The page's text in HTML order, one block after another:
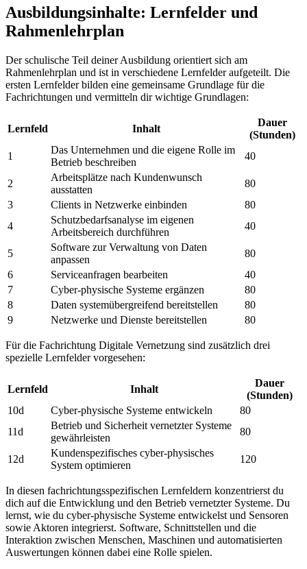
Ausbildungsinhalte: Lernfelder und
Rahmenlehrplan
Der schulische Teil deiner Ausbildung orientiert sich am
Rahmenlehrplan und ist in verschiedene Lernfelder aufgeteilt. Die
ersten Lernfelder bilden eine gemeinsame Grundlage für die
Fachrichtungen und vermitteln dir wichtige Grundlagen:
Lernfeld Inhalt
Dauer
(Stunden)
1
Das Unternehmen und die eigene Rolle im
Betrieb beschreiben
40
2
Arbeitsplätze nach Kundenwunsch
ausstatten
80
3
Clients in Netzwerke einbinden
80
4
Schutzbedarfsanalyse im eigenen
Arbeitsbereich durchführen
40
5
Software zur Verwaltung von Daten
anpassen
80
6
Serviceanfragen bearbeiten
40
7
Cyber-physische Systeme ergänzen
80
8
Daten systemübergreifend bereitstellen
80
9
Netzwerke und Dienste bereitstellen 80
Für die Fachrichtung Digitale Vernetzung sind zusätzlich drei
spezielle Lernfelder vorgesehen:
Lernfeld Inhalt
Dauer
(Stunden)
10d
Cyber-physische Systeme entwickeln
80
11d
Betrieb und Sicherheit vernetzter Systeme
gewährleisten
80
12d
Kundenspezifisches cyber-physisches
System optimieren
120
In diesen fachrichtungsspezifischen Lernfeldern konzentrierst du
dich auf die Entwicklung und den Betrieb vernetzter Systeme. Du
lernst, wie du cyber-physische Systeme entwickelst und Sensoren
sowie Aktoren integrierst. Software, Schnittstellen und die
Interaktion zwischen Menschen, Maschinen und automatisierten
Auswertungen können dabei eine Rolle spielen.